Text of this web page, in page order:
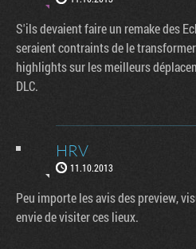
S'ils devaient faire un remake des
seraient contraints de le
highlights sur les meilleurs
DLC.
HRV
11.10.2013
Peu importe les avis des preview,
envie de visiter ces lieux.